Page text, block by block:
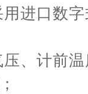
进口数
、计前